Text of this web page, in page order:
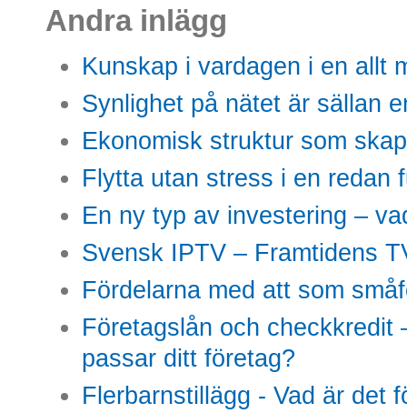
Andra inlägg
Kunskap i vardagen i en allt
Synlighet på nätet är sällan
Ekonomisk struktur som
Flytta utan stress i en redan
En ny typ av investering –
Svensk IPTV – Framtidens
Fördelarna med att som
Företagslån och checkkredit
passar ditt företag?
Flerbarnstillägg - Vad är det